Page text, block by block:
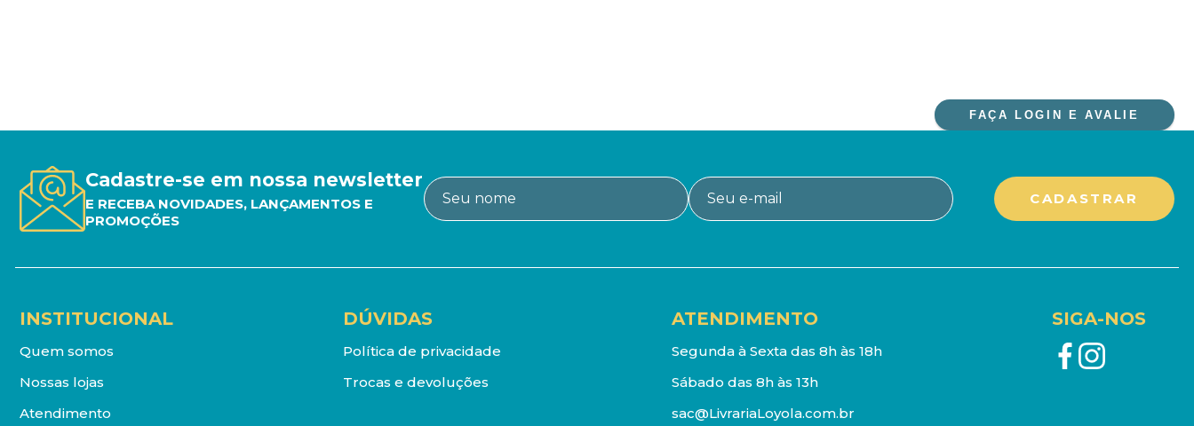
FAÇA LOGIN E AVALIE
Cadastre-se em nossa newsletter
E RECEBA NOVIDADES, LANÇAMENTOS E
PROMOÇÕES
INSTITUCIONAL
Quem somos
Nossas lojas
Atendimento
DÚVIDAS
Política de privacidade
Trocas e devoluções
ATENDIMENTO
Segunda à Sexta das 8h às 18h
Sábado das 8h às 13h
sac@LivrariaLoyola.com.br
SIGA-NOS